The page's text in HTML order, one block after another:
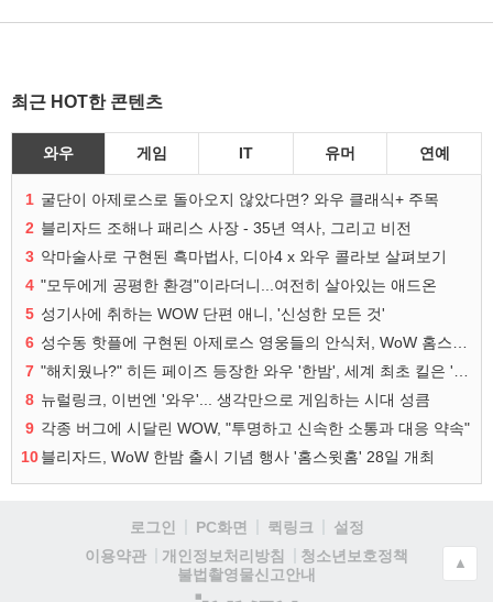
최근 HOT한 콘텐츠
와우 게임 IT 유머 연예
1 굴단이 아제로스로 돌아오지 않았다면? 와우 클래식+ 주목
2 블리자드 조해나 패리스 사장 - 35년 역사, 그리고 비전
3 악마술사로 구현된 흑마법사, 디아4 x 와우 콜라보 살펴보기
4 "모두에게 공평한 환경"이라더니...여전히 살아있는 애드온
5 성기사에 취하는 WOW 단편 애니, '신성한 모든 것'
6
7
8 뉴럴링크, 이번엔 '와우'... 생각만으로 게임하는 시대 성큼
9 각종 버그에 시달린 WOW, "투명하고 신속한 소통과 대응 약속"
10블리자드, WoW 한밤 출시 기념 행사 '홈스윗홈' 28일 개최
로그인 PC화면 퀵링크
설정
이용약관
개인정보처리방침
청소년보호정책
불법촬영물신고안내
▲